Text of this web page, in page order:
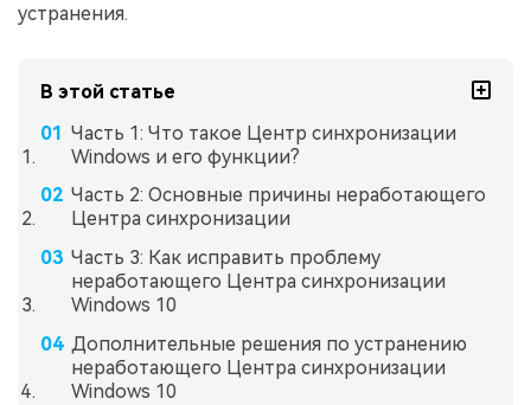
устранения.
В этой статье
Часть 1: Что такое Центр синхронизации
Windows и его функции?
Часть 2: Основные причины неработающего
Центра синхронизации
Часть 3: Как исправить проблему
неработающего Центра синхронизации
Windows 10
Дополнительные решения по устранению
неработающего Центра синхронизации
Windows 10